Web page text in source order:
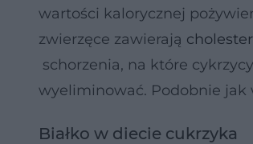
wartości kalorycznej
zwierzęce zawierają
schorzenia, na które
wyeliminować. Podobnie jak
Białko w diecie cukrzyka